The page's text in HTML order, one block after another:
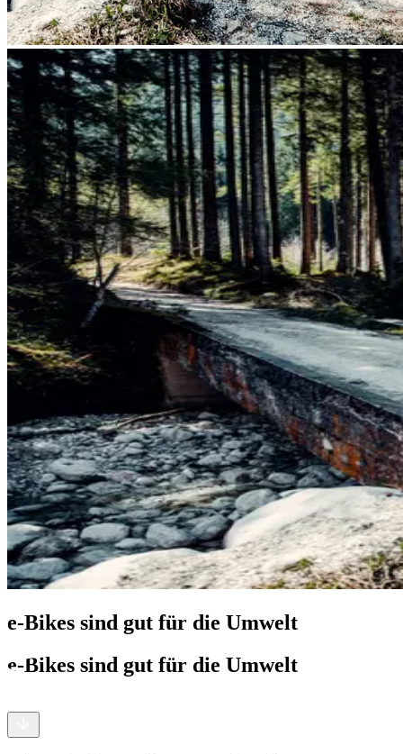
e-Bikes sind gut für die Umwelt
e-Bikes sind gut für die Umwelt